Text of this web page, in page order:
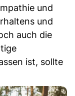
und
und
auch die
ist, sollte